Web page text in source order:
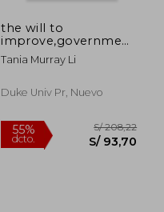
the will to
improve,governmentality,
development, and
the practice of
Tania Murray Li
Duke Univ Pr, Nuevo